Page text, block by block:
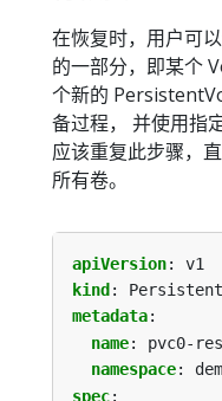
在恢复时，用户可
的一部分，即某个
个新的
备过程， 并使用指
应该重复此步骤，
所有卷。
apiVersion:
v1
kind :
metadata:
name:
pvc0-
namespace:
spec: